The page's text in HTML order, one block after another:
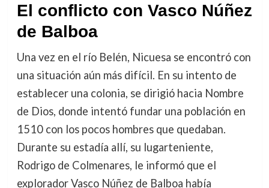
El conflicto con Vasco Núñez
de Balboa
Una vez en el río Belén, Nicuesa se encontró con
una situación aún más difícil. En su intento de
establecer una colonia, se dirigió hacia Nombre
de Dios, donde intentó fundar una población en
1510 con los pocos hombres que quedaban.
Durante su estadía allí, su lugarteniente,
Rodrigo de Colmenares, le informó que el
explorador Vasco Núñez de Balboa había